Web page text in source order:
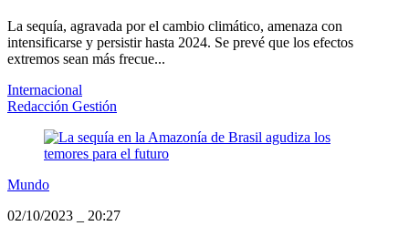
La sequía, agravada por el cambio climático, amenaza con
intensificarse y persistir hasta 2024. Se prevé que los efectos
extremos sean más frecue...
Internacional
Redacción Gestión
Mundo
02/10/2023
20:27